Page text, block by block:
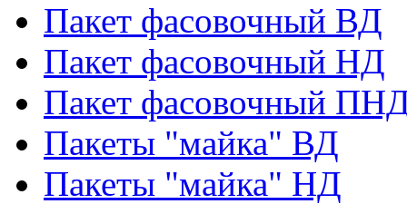
Пакет фасовочный ВД
Пакет фасовочный НД
Пакет фасовочный
Пакеты "майка" ВД
Пакеты "майка" НД